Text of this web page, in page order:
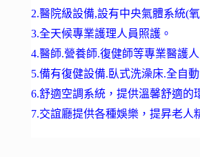
2.醫院級設備,設有中央氣體系統(
3.全天候專業護理人員照護。
4.醫師.營養師.復健師等專業醫護人
5.備有復健設備.臥式洗澡床.全自
6.舒適空調系統，提供溫馨舒適的
7.交誼廳提供各種娛樂，提昇老人